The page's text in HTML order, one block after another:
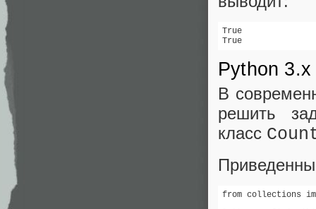
True
True
Python 3.x
В
решить
класс
from collections